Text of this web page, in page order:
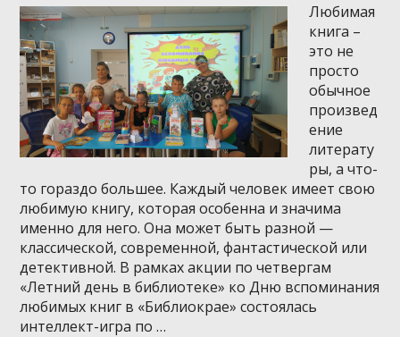
Любимая
книга –
это не
просто
обычное
произвед
ение
литерату
ры, а что-
то гораздо большее. Каждый человек имеет свою
любимую книгу, которая особенна и значима
именно для него. Она может быть разной —
классической, современной, фантастической или
детективной. В рамках акции по четвергам
«Летний день в библиотеке» ко Дню вспоминания
любимых книг в «Библиокрае» состоялась
интеллект-игра по …